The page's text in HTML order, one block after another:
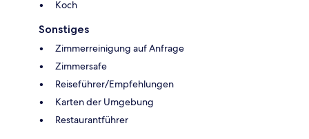
Koch
Sonstiges
Zimmerreinigung auf Anfrage
Zimmersafe
Reiseführer/Empfehlungen
Karten der Umgebung
Restaurantführer